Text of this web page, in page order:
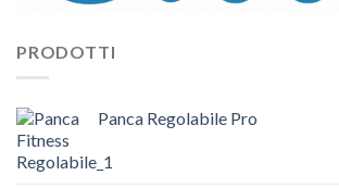
PRODOTTI
Panca Regolabile Pro